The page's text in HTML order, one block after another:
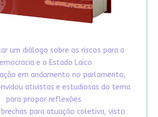
um diálogo sobre os riscos para a
e o Estado Laico
em andamento no parlamento,
ativistas e estudiosas do tema
para propor reflexões
brechas para atuação coletiva, visto